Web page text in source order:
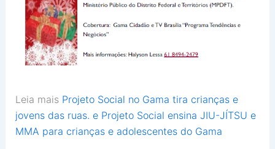
Leia mais Projeto Social no Gama tira crianças e
jovens das ruas. e Projeto Social ensina JIU-JÍTSU e
MMA para crianças e adolescentes do Gama